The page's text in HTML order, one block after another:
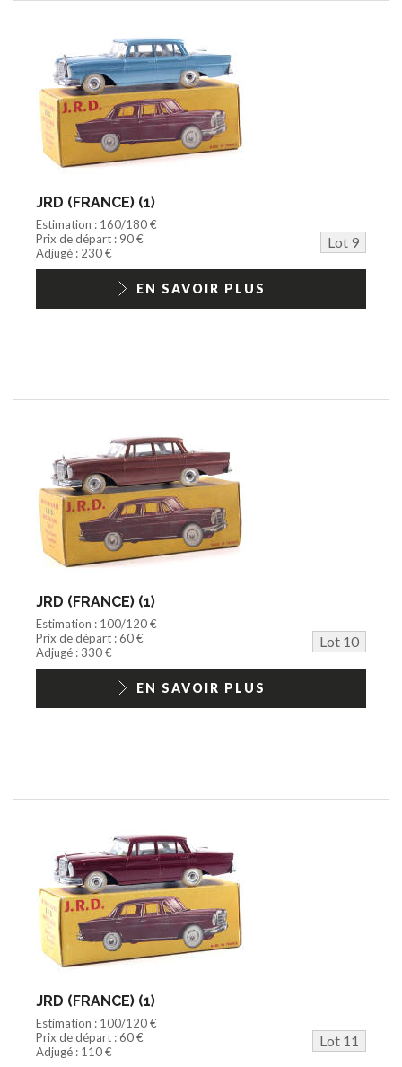
JRD (FRANCE) (1)
Estimation : 160/180 €
Prix de départ : 90 €
Lot 9
Adjugé : 230 €
EN SAVOIR PLUS
JRD (FRANCE) (1)
Estimation : 100/120 €
Prix de départ : 60 €
Lot 10
Adjugé : 330 €
EN SAVOIR PLUS
JRD (FRANCE) (1)
Estimation : 100/120 €
Prix de départ : 60 €
Lot 11
Adjugé : 110 €